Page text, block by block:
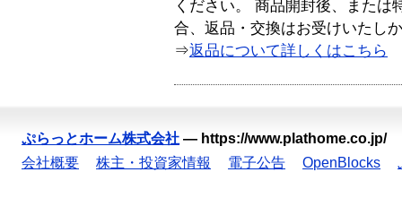
ください。 商品開封後、または
合、返品・交換はお受けいたし
⇒返品について詳しくはこちら
ぷらっとホーム株式会社 — https://www.plathome.co.jp/
会社概要
株主・投資家情報 電子公告 OpenBlocks